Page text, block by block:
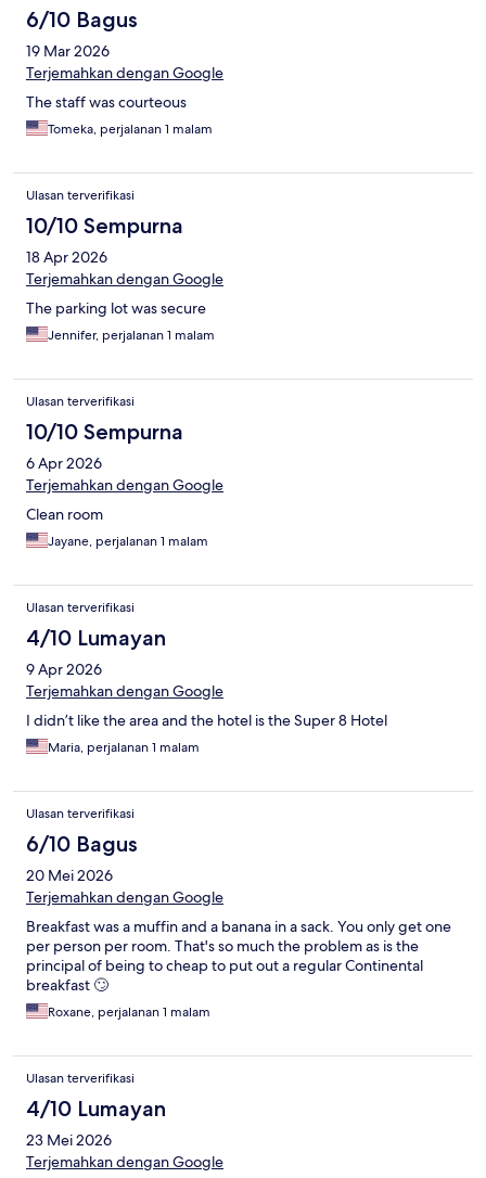
6/10 Bagus
19 Mar 2026
Terjemahkan dengan Google
The staff was courteous
Tomeka, perjalanan 1 malam
Ulasan terverifikasi
10/10 Sempurna
18 Apr 2026
Terjemahkan dengan Google
The parking lot was secure
Jennifer, perjalanan 1 malam
Ulasan terverifikasi
10/10 Sempurna
6 Apr 2026
Terjemahkan dengan Google
Clean room
Jayane, perjalanan 1 malam
Ulasan terverifikasi
4/10 Lumayan
9 Apr 2026
Terjemahkan dengan Google
I didn’t like the area and the hotel is the Super 8 Hotel
Maria, perjalanan 1 malam
Ulasan terverifikasi
6/10 Bagus
20 Mei 2026
Terjemahkan dengan Google
Breakfast was a muffin and a banana in a sack. You only get one
per person per room. That's so much the problem as is the
principal of being to cheap to put out a regular Continental
breakfast 🙄
Roxane, perjalanan 1 malam
Ulasan terverifikasi
4/10 Lumayan
23 Mei 2026
Terjemahkan dengan Google